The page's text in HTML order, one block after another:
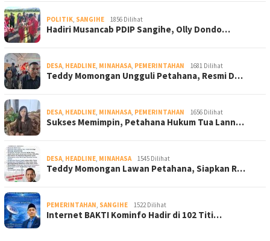
POLITIK, SANGIHE 1856 Dilihat
Hadiri Musancab PDIP Sangihe, Olly Dondo…
DESA, HEADLINE, MINAHASA, PEMERINTAHAN 1681 Dilihat
Teddy Momongan Ungguli Petahana, Resmi D…
DESA, HEADLINE, MINAHASA, PEMERINTAHAN 1656 Dilihat
Sukses Memimpin, Petahana Hukum Tua Lann…
DESA, HEADLINE, MINAHASA 1545 Dilihat
Teddy Momongan Lawan Petahana, Siapkan R…
PEMERINTAHAN, SANGIHE 1522 Dilihat
Internet BAKTI Kominfo Hadir di 102 Titi…